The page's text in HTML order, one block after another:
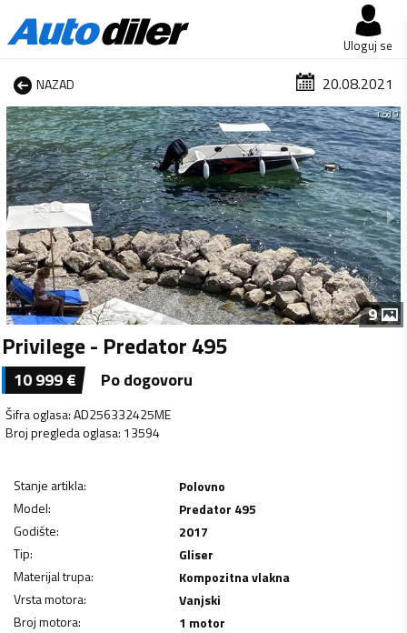
Uloguj se
NAZAD 20.08.2021
1 od 9
9
Privilege - Predator 495
10 999€ Po dogovoru
Šifra oglasa:AD256332425ME
Broj pregleda oglasa: 13594
Stanje artikla:
Polovno
Model:
Predator 495
Godište:
2017
Tip:
Gliser
Materijal trupa:
Kompozitna vlakna
Vrsta motora:
Vanjski
Broj motora:
1 motor